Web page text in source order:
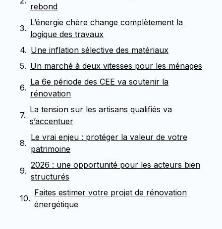
rebond
L’énergie chère change complètement la
logique des travaux
Une inflation sélective des matériaux
Un marché à deux vitesses pour les ménages
La 6e période des CEE va soutenir la
rénovation
La tension sur les artisans qualifiés va
s’accentuer
Le vrai enjeu : protéger la valeur de votre
patrimoine
2026 : une opportunité pour les acteurs bien
structurés
Faites estimer votre projet de rénovation
énergétique